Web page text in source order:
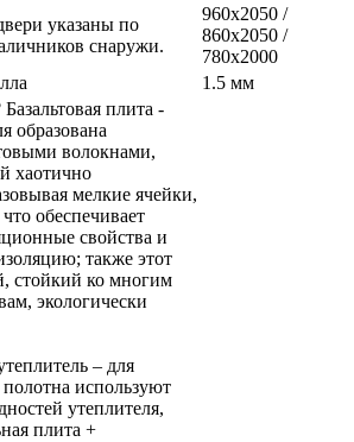
указаны по
снаружи.
960x2050 /
860x2050 /
780x2000
1.5 мм
Базальтовая плита -
образована
волокнами,
хаотично
мелкие ячейки,
обеспечивает
свойства и
также этот
стойкий ко многим
экологически
– для
используют
утеплителя,
плита +